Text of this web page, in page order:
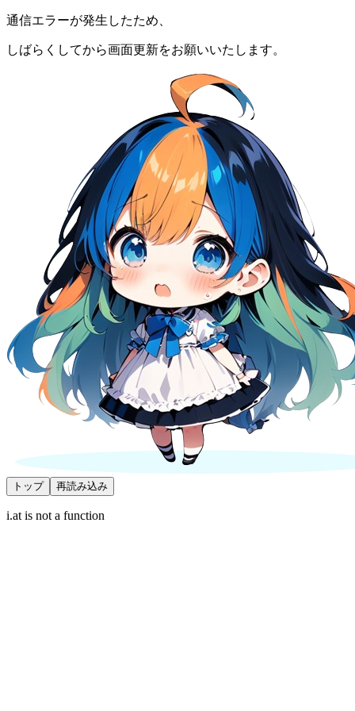
通信エラーが発生したため、
しばらくしてから画面更新をお願いいたします。
トップ 再読み込み
i.at is not a function